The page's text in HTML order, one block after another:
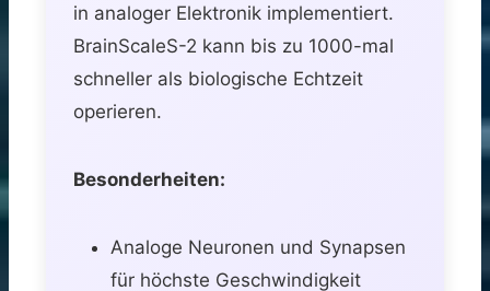
in analoger Elektronik implementiert.
BrainScaleS-2 kann bis zu 1000-mal
schneller als biologische Echtzeit
operieren.
Besonderheiten:
Analoge Neuronen und Synapsen
für höchste Geschwindigkeit